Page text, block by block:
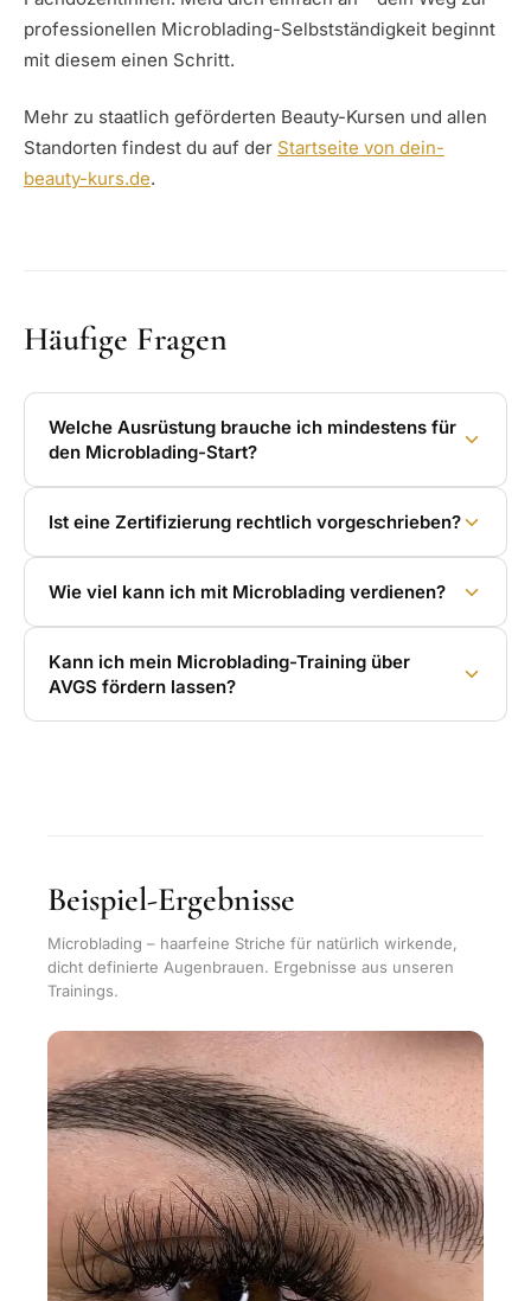
professionellen Microblading-Selbstständigkeit beginnt
mit diesem einen Schritt.
Mehr zu staatlich geförderten Beauty-Kursen und allen
Standorten findest du auf der Startseite von dein-
beauty-kurs.de.
Häufige Fragen
Welche Ausrüstung brauche ich mindestens für
den Microblading-Start?
Ist eine Zertifizierung rechtlich vorgeschrieben?
Wie viel kann ich mit Microblading verdienen?
Kann ich mein Microblading-Training über
AVGS fördern lassen?
Beispiel-Ergebnisse
Microblading – haarfeine Striche für natürlich wirkende,
dicht definierte Augenbrauen. Ergebnisse aus unseren
Trainings.